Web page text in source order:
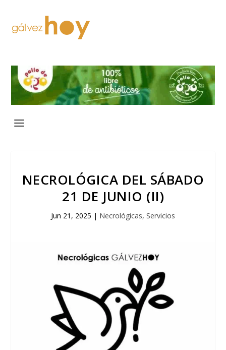
NECROLÓGICA DEL SÁBADO
21 DE JUNIO (II)
Jun 21, 2025 | Necrológicas, Servicios